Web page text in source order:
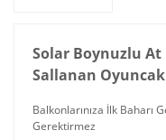
Solar Boynuzlu At
Sallanan Oyuncak
Balkonlarınıza İlk Baharı
Gerektirmez